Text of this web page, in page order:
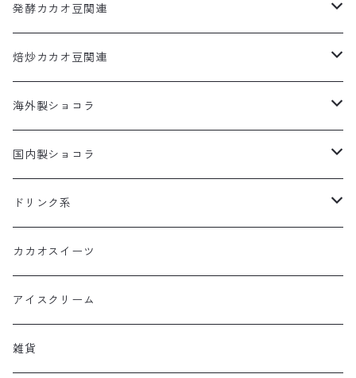
カカオだま
コールドチョコレート
発酵カカオ豆関連
カカオだま
発酵カカオ豆
焙炒カカオ豆関連
カカオだま
海外製ショコラ
板チョコレート
ボンボンショコラ
国内製ショコラ
板チョコレート
ボンボンショコラ
ドリンク系
カカオドリンク
ティー
カカオスイーツ
アイスクリーム
雑貨